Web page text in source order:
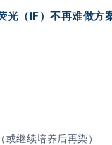
（IF）不再难做方
继续培养后再染）